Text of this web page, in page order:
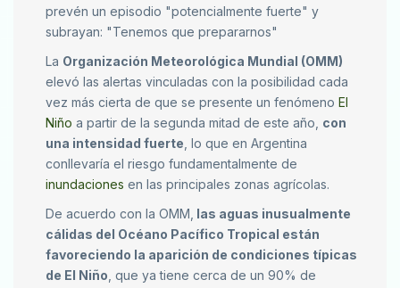
prevén un episodio "potencialmente fuerte" y
subrayan: "Tenemos que prepararnos"
La Organización Meteorológica Mundial (OMM)
elevó las alertas vinculadas con la posibilidad cada
vez más cierta de que se presente un fenómeno El
Niño a partir de la segunda mitad de este año, con
una intensidad fuerte , lo que en Argentina
conllevaría el riesgo fundamentalmente de
inundaciones en las principales zonas agrícolas.
De acuerdo con la OMM, las aguas inusualmente
cálidas del Océano Pacífico Tropical están
favoreciendo la aparición de condiciones típicas
de El Niño , que ya tiene cerca de un 90% de